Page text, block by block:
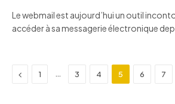
Le webmail est aujourd’hui un outil
accéder à sa messagerie électronique
Previous
1 … 3 4 5 6 7